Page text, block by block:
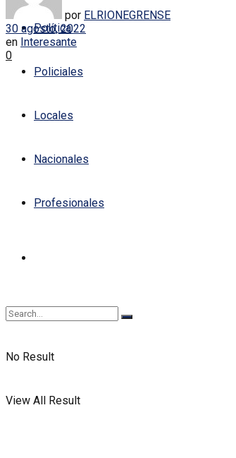
Política
Policiales
Locales
Nacionales
Profesionales
No Result
View All Result
por ELRIONEGRENSE
30 agosto, 2022
en Interesante
0